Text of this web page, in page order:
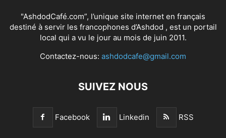
"AshdodCafé.com”, l’unique site internet en français
destiné à servir les francophones d’Ashdod , est un portail
local qui a vu le jour au mois de juin 2011.
Contactez-nous: ashdodcafe@gmail.com
SUIVEZ NOUS
Facebook Linkedin RSS